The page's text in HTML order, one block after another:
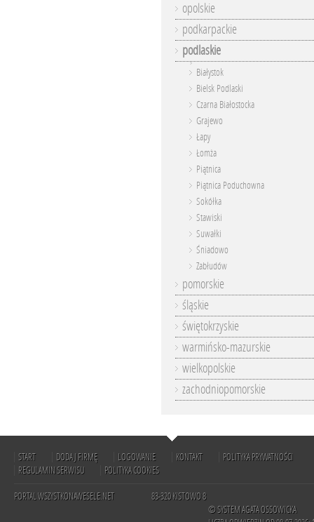
opolskie
podkarpackie
podlaskie
Białystok
Bielsk Podlaski
Czarna Białostocka
Grajewo
Łapy
Łomża
Piątnica
Piątnica Poduchowna
Sokółka
Stawiski
Suwałki
Śniadowo
Zabłudów
pomorskie
śląskie
świętokrzyskie
warmińsko-mazurskie
wielkopolskie
zachodniopomorskie
START DODAJ FIRMĘ LOGOWANIE KONTAKT
POLITYKA PRYWATNOŚCI
REGULAMIN SERWISU
POLITYKA COOKIES
PORTAL WSZYSTKONAWESELE.NET
83-320 KISTOWO 8
© SYSTEM AGATA OSSOWICKA